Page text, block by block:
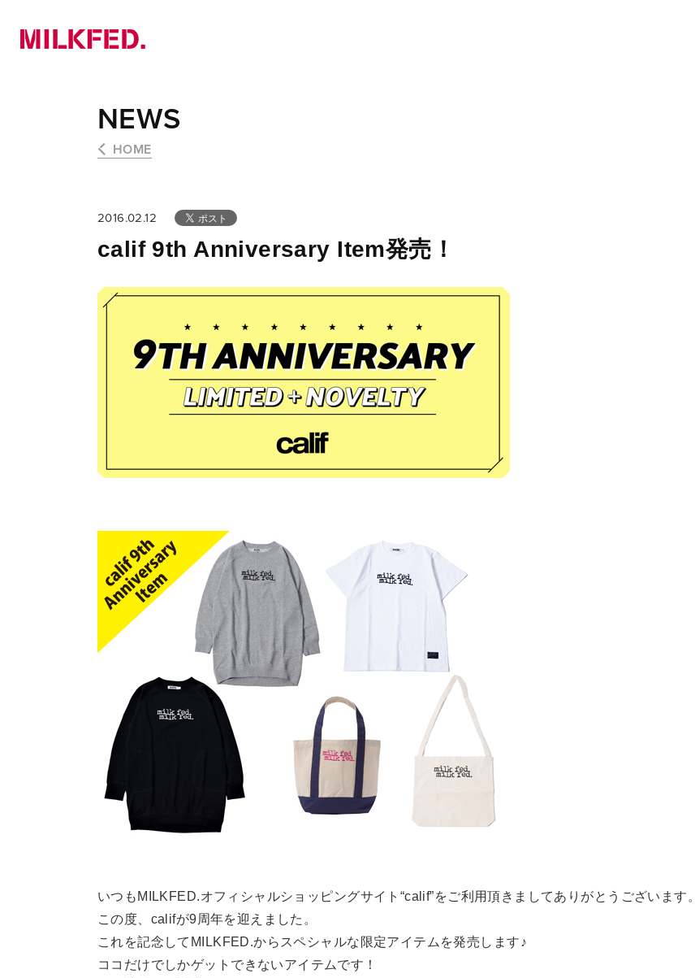
NEWS
HOME
2016.02.12
calif 9th Anniversary Item発売！
いつもMILKFED.オフィシャルショッピングサイト“calif”をご利用頂きましてありがとうございます。
この度、califが9周年を迎えました。
これを記念してMILKFED.からスペシャルな限定アイテムを発売します♪
ココだけでしかゲットできないアイテムです！